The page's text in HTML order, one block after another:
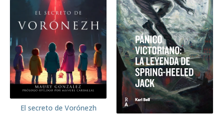
El secreto de Vorónezh